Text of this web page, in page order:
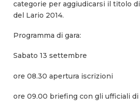
categorie per aggiudicarsi il titolo
del Lario 2014.
Programma di gara:
Sabato 13 settembre
ore 08.30 apertura iscrizioni
ore 09.00 briefing con gli ufficiali di